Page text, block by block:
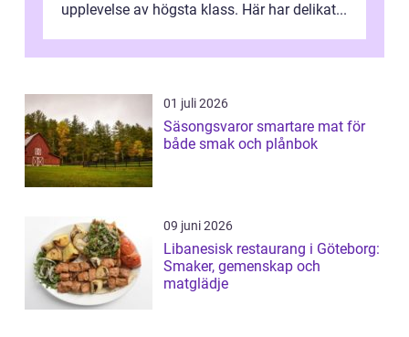
upplevelse av högsta klass. Här har delikat...
01 juli 2026
Säsongsvaror smartare mat för
både smak och plånbok
09 juni 2026
Libanesisk restaurang i Göteborg:
Smaker, gemenskap och
matglädje